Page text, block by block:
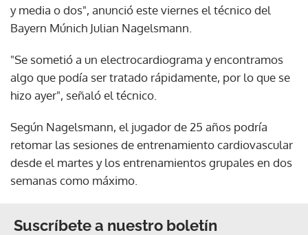
y media o dos", anunció este viernes el técnico del
Bayern Múnich Julian Nagelsmann.
"Se sometió a un electrocardiograma y encontramos
algo que podía ser tratado rápidamente, por lo que se
hizo ayer", señaló el técnico.
Según Nagelsmann, el jugador de 25 años podría
retomar las sesiones de entrenamiento cardiovascular
desde el martes y los entrenamientos grupales en dos
semanas como máximo.
Suscríbete a nuestro boletín